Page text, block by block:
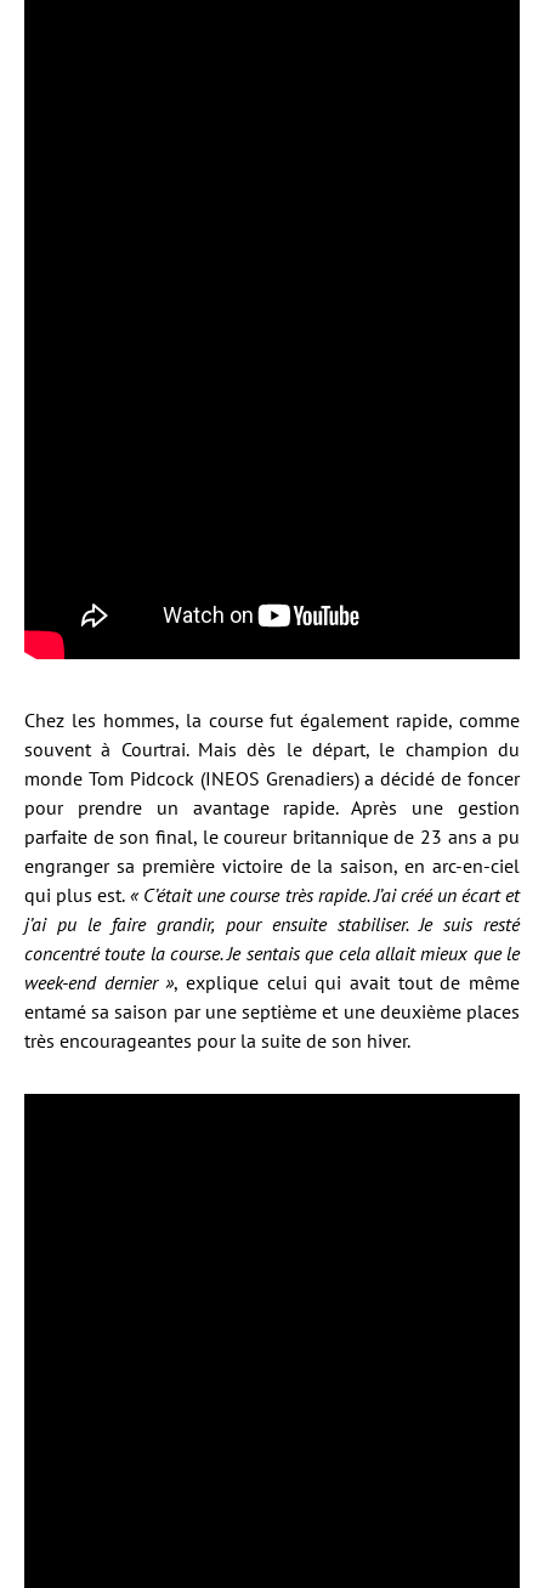
Chez les hommes, la course fut également rapide, comme
souvent à Courtrai. Mais dès le départ, le champion du
monde Tom Pidcock (INEOS Grenadiers) a décidé de foncer
pour prendre un avantage rapide. Après une gestion
parfaite de son final, le coureur britannique de 23 ans a pu
engranger sa première victoire de la saison, en arc-en-ciel
qui plus est. « C’était une course très rapide. J’ai créé un écart et
j’ai pu le faire grandir, pour ensuite stabiliser. Je suis resté
concentré toute la course. Je sentais que cela allait mieux que le
week-end dernier », explique celui qui avait tout de même
entamé sa saison par une septième et une deuxième places
très encourageantes pour la suite de son hiver.